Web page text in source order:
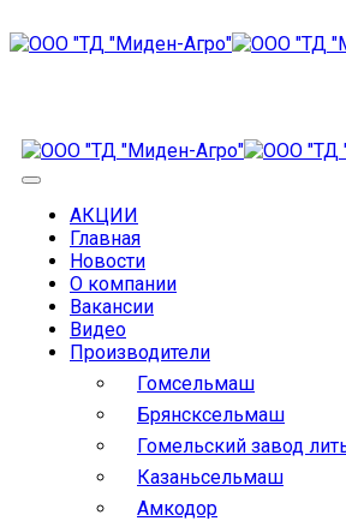
АКЦИИ
Главная
Новости
О компании
Вакансии
Видео
Производители
Гомсельмаш
Брянсксельмаш
Гомельский завод
Казаньсельмаш
Амкодор